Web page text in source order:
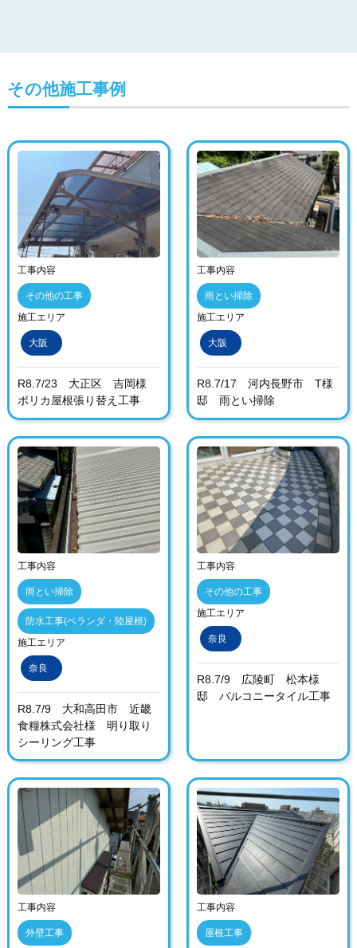
その他施工事例
工事内容
その他の工事
施工エリア
大阪
R8.7/23 大正区 吉岡様
ポリカ屋根張り替え工事
工事内容
雨とい掃除
施工エリア
大阪
R8.7/17 河内長野市 T様
邸 雨とい掃除
工事内容
雨とい掃除
防水工事(ベランダ・陸屋根)
施工エリア
奈良
R8.7/9 大和高田市 近畿
食糧株式会社様 明り取り
シーリング工事
工事内容
その他の工事
施工エリア
奈良
R8.7/9 広陵町 松本様
邸 バルコニータイル工事
工事内容
外壁工事
工事内容
屋根工事